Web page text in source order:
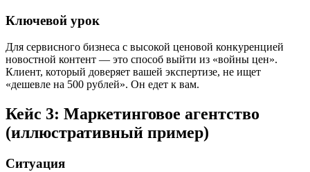
Ключевой урок
Для сервисного бизнеса с высокой ценовой конкуренцией
новостной контент — это способ выйти из «войны цен».
Клиент, который доверяет вашей экспертизе, не ищет
«дешевле на 500 рублей». Он едет к вам.
Кейс 3: Маркетинговое агентство
(иллюстративный пример)
Ситуация